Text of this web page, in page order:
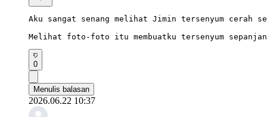
Aku sangat senang melihat Jimin tersenyum cerah
Melihat foto-foto itu membuatku tersenyum
0
Menulis balasan
2026.06.22 10:37